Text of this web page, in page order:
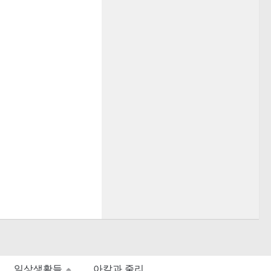
일상생활들 아칼과 줄리